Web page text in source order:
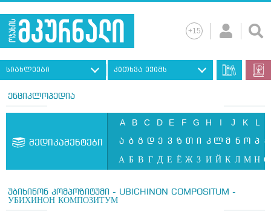
სიახლეები კითხვა ექიმს
ენციკლოპედია
მედიკამენტები
A B C D E F G H I J K L
ა ბ გ დ ე ვ ზ თ ი კ ლ მ ნ ო პ ჟ
А Б В Г Д Е Ё Ж З И Й К Л М Н О
უბიხინონ კომპოზიტუმი - UBICHINON COMPOSITUM -
УБИХИНОН КОМПОЗИТУМ